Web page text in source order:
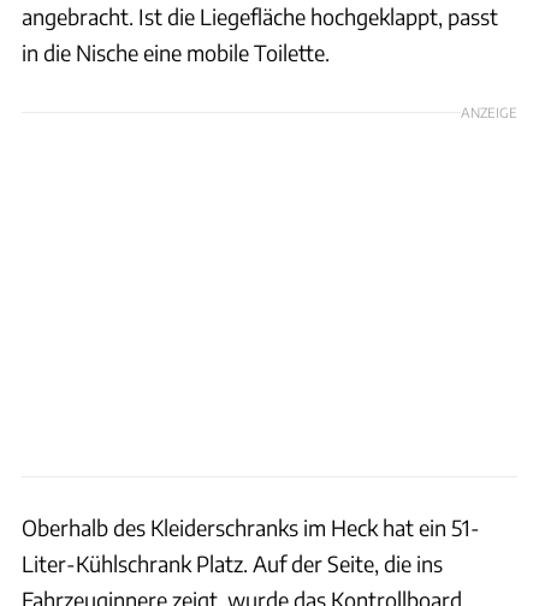
angebracht. Ist die Liegefläche hochgeklappt, passt
in die Nische eine mobile Toilette.
ANZEIGE
Oberhalb des Kleiderschranks im Heck hat ein 51-
Liter-Kühlschrank Platz. Auf der Seite, die ins
Fahrzeuginnere zeigt, wurde das Kontrollboard